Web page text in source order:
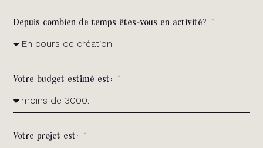
Depuis combien de temps êtes-vous en activité?
Votre budget estimé est:
Votre projet est: